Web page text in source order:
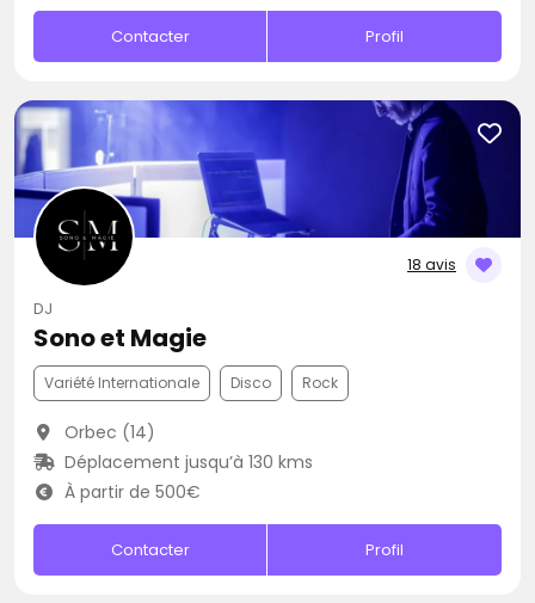
Contacter Profil
18 avis
DJ
Sono et Magie
Variété Internationale Disco Rock
Orbec (14)
Déplacement jusqu’à 130 kms
À partir de 500€
Contacter Profil